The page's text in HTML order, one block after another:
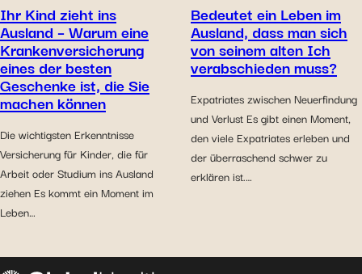
Ihr Kind zieht ins
Ausland – Warum eine
Krankenversicherung
eines der besten
Geschenke ist, die Sie
machen können
Die wichtigsten Erkenntnisse
Versicherung für Kinder, die für
Arbeit oder Studium ins Ausland
ziehen Es kommt ein Moment im
Leben…
Bedeutet ein Leben im
Ausland, dass man sich
von seinem alten Ich
verabschieden muss?
Expatriates zwischen Neuerfindung
und Verlust Es gibt einen Moment,
den viele Expatriates erleben und
der überraschend schwer zu
erklären ist.…